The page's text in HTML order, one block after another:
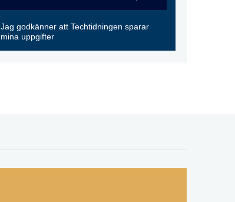
Jag godkänner att Techtidningen sparar
mina uppgifter